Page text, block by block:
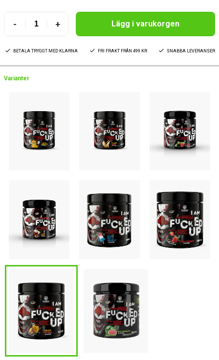
- + Lägg i varukorgen
BETALA TRYGGT MED KLARNA FRI FRAKT FRÅN 499 KR SNABBA LEVERANSER
Varianter